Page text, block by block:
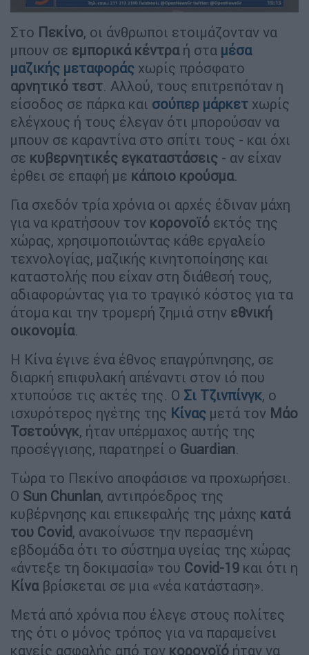
Στο Πεκίνο, οι άνθρωποι ετοιμάζονταν να
μπουν σε εμπορικά κέντραή στα μέσα
μαζικής μεταφοράς χωρίς πρόσφατο
αρνητικό τεστ. Αλλού, τους επιτρεπόταν η
είσοδος σε πάρκα και σούπερ μάρκετ χωρίς
ελέγχους ή τους έλεγαν ότι μπορούσαν να
μπουν σε καραντίνα στο σπίτι τους - και όχι
σε κυβερνητικές εγκαταστάσεις - αν είχαν
έρθει σε επαφή με κάποιο κρούσμα.
Για σχεδόν τρία χρόνια οι αρχές έδιναν μάχη
για να κρατήσουν τον κορονοϊό εκτός της
χώρας, χρησιμοποιώντας κάθε εργαλείο
τεχνολογίας, μαζικής κινητοποίησης και
καταστολής που είχαν στη διάθεσή τους,
αδιαφορώντας για το τραγικό κόστος για τα
άτομα και την τρομερή ζημιά στην εθνική
οικονομία.
Η Κίνα έγινε ένα έθνος επαγρύπνησης, σε
διαρκή επιφυλακή απέναντι στον ιό που
χτυπούσε τις ακτές της. Ο Σι Τζινπίνγκ, ο
ισχυρότερος ηγέτης της Κίνας μετά τον Μάο
Τσετούνγκ, ήταν υπέρμαχος αυτής της
προσέγγισης, παρατηρεί ο Guardian.
Τώρα το Πεκίνο αποφάσισε να προχωρήσει.
Ο Sun Chunlan, αντιπρόεδρος της
κυβέρνησης και επικεφαλής της μάχης κατά
του Covid, ανακοίνωσε την περασμένη
εβδομάδα ότι το σύστημα υγείας της χώρας
«άντεξε τη δοκιμασία» του Covid-19 και ότι η
Κίναβρίσκεται σε μια «νέα κατάσταση».
Μετά από χρόνια που έλεγε στους πολίτες
της ότι ο μόνος τρόπος για να παραμείνει
κανείς ασφαλής από τον κορονοϊό ήταν να